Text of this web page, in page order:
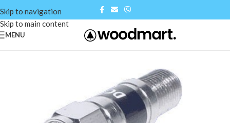
Skip to navigation
Skip to main content
MENU